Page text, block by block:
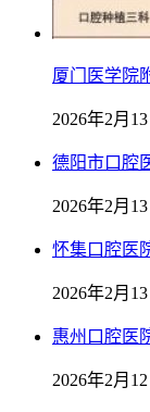
厦门医学院
2026年2月13
德阳市口腔
2026年2月13
怀集口腔医
2026年2月13
惠州口腔医
2026年2月12